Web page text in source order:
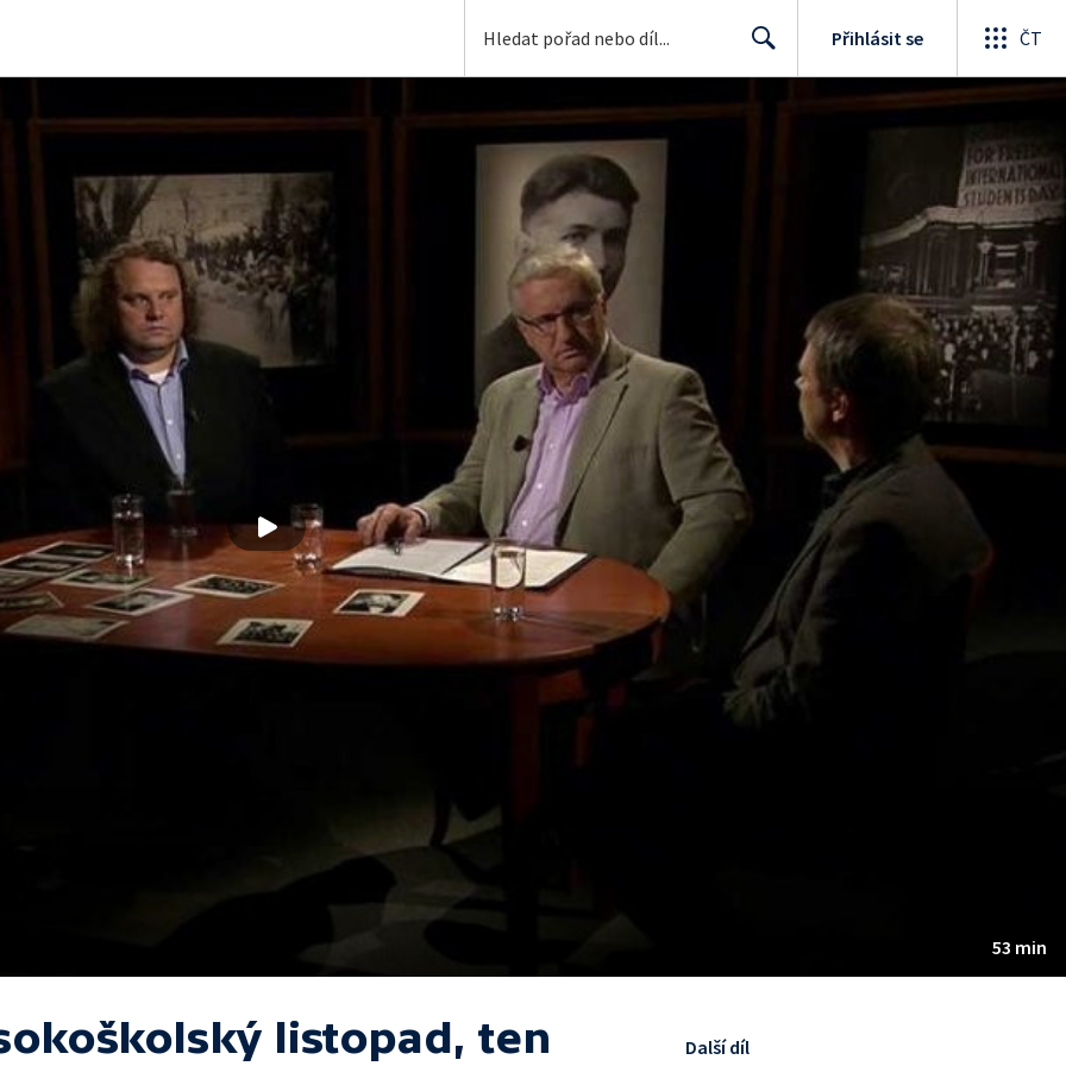
Přihlásit se ČT
53 min
listopad, ten
Další díl